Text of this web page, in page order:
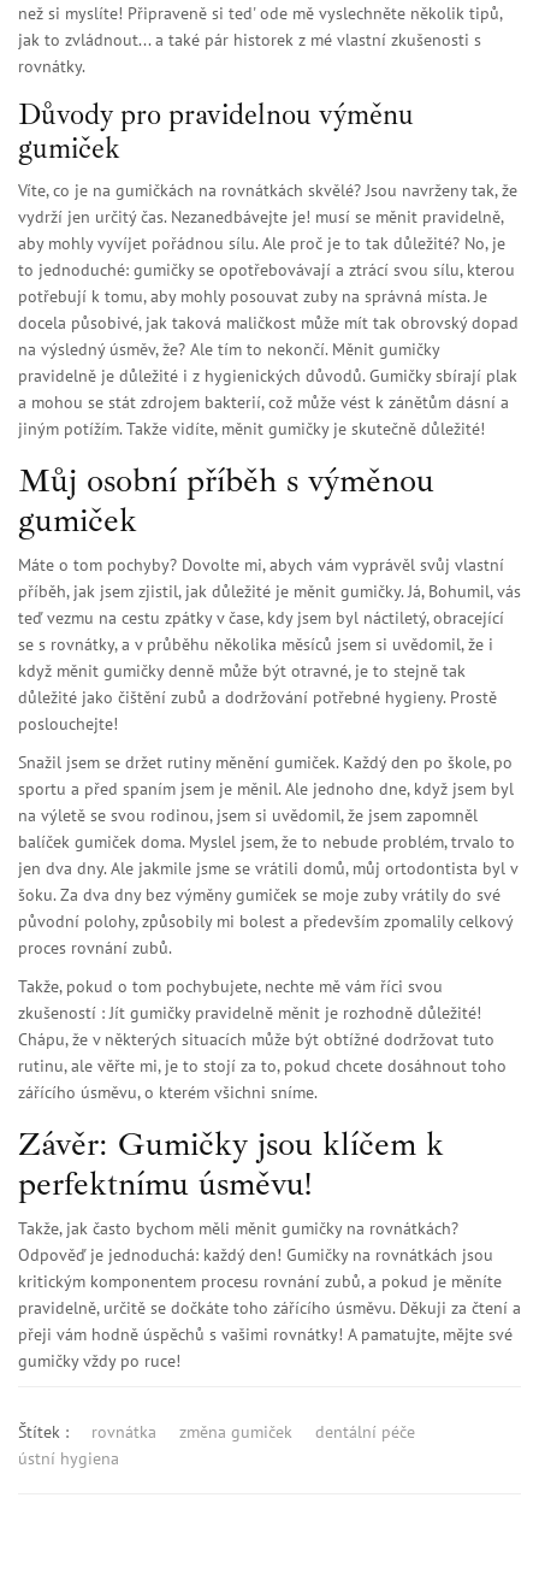
než si myslíte! Připraveně si ted' ode mě vyslechněte několik tipů,
jak to zvládnout... a také pár historek z mé vlastní zkušenosti s
rovnátky.
Důvody pro pravidelnou výměnu
gumiček
Víte, co je na gumičkách na rovnátkách skvělé? Jsou navrženy tak, že
vydrží jen určitý čas. Nezanedbávejte je! musí se měnit pravidelně,
aby mohly vyvíjet pořádnou sílu. Ale proč je to tak důležité? No, je
to jednoduché: gumičky se opotřebovávají a ztrácí svou sílu, kterou
potřebují k tomu, aby mohly posouvat zuby na správná místa. Je
docela působivé, jak taková maličkost může mít tak obrovský dopad
na výsledný úsměv, že? Ale tím to nekončí. Měnit gumičky
pravidelně je důležité i z hygienických důvodů. Gumičky sbírají plak
a mohou se stát zdrojem bakterií, což může vést k zánětům dásní a
jiným potížím. Takže vidíte, měnit gumičky je skutečně důležité!
Můj osobní příběh s výměnou
gumiček
Máte o tom pochyby? Dovolte mi, abych vám vyprávěl svůj vlastní
příběh, jak jsem zjistil, jak důležité je měnit gumičky. Já, Bohumil, vás
teď vezmu na cestu zpátky v čase, kdy jsem byl náctiletý, obracející
se s rovnátky, a v průběhu několika měsíců jsem si uvědomil, že i
když měnit gumičky denně může být otravné, je to stejně tak
důležité jako čištění zubů a dodržování potřebné hygieny. Prostě
poslouchejte!
Snažil jsem se držet rutiny měnění gumiček. Každý den po škole, po
sportu a před spaním jsem je měnil. Ale jednoho dne, když jsem byl
na výletě se svou rodinou, jsem si uvědomil, že jsem zapomněl
balíček gumiček doma. Myslel jsem, že to nebude problém, trvalo to
jen dva dny. Ale jakmile jsme se vrátili domů, můj ortodontista byl v
šoku. Za dva dny bez výměny gumiček se moje zuby vrátily do své
původní polohy, způsobily mi bolest a především zpomalily celkový
proces rovnání zubů.
Takže, pokud o tom pochybujete, nechte mě vám říci svou
zkušeností : Jít gumičky pravidelně měnit je rozhodně důležité!
Chápu, že v některých situacích může být obtížné dodržovat tuto
rutinu, ale věřte mi, je to stojí za to, pokud chcete dosáhnout toho
zářícího úsměvu, o kterém všichni sníme.
Závěr: Gumičky jsou klíčem k
perfektnímu úsměvu!
Takže, jak často bychom měli měnit gumičky na rovnátkách?
Odpověď je jednoduchá: každý den! Gumičky na rovnátkách jsou
kritickým komponentem procesu rovnání zubů, a pokud je měníte
pravidelně, určitě se dočkáte toho zářícího úsměvu. Děkuji za čtení a
přeji vám hodně úspěchů s vašimi rovnátky! A pamatujte, mějte své
gumičky vždy po ruce!
Štítek : rovnátka změna gumiček
dentální péče
ústní hygiena